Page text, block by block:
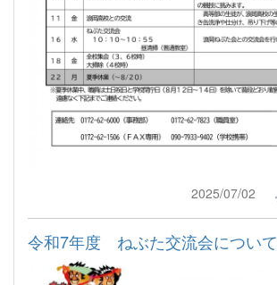
2025/07/02
令和7年度 ねぶた交流会について